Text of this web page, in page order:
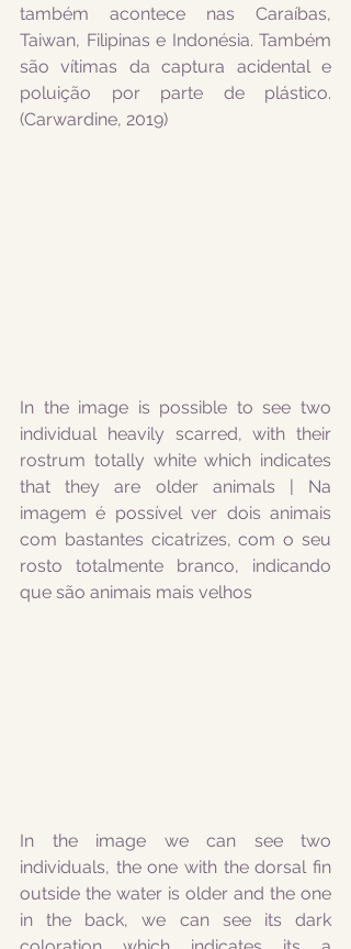
também acontece nas Caraíbas,
Taiwan, Filipinas e Indonésia. Também
são vítimas da captura acidental e
poluição por parte de plástico.
(Carwardine, 2019)
In the image is possible to see two
individual heavily scarred, with their
rostrum totally white which indicates
that they are older animals | Na
imagem é possível ver dois animais
com bastantes cicatrizes, com o seu
rosto totalmente branco, indicando
que são animais mais velhos
In the image we can see two
individuals, the one with the dorsal fin
outside the water is older and the one
in the back, we can see its dark